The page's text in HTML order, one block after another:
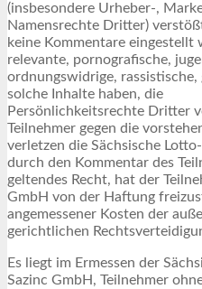
(insbesondere Urheber-,
Namensrechte Dritter)
keine Kommentare
relevante, pornografische,
ordnungswidrige,
solche Inhalte haben, die
Persönlichkeitsrechte Dritter
Teilnehmer gegen die
verletzen die Sächsische
durch den Kommentar des
geltendes Recht, hat der
GmbH von der Haftung
angemessener Kosten der
gerichtlichen
Es liegt im Ermessen der
Sazinc GmbH, Teilnehmer